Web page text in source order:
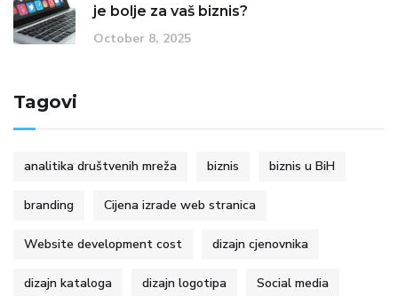
je bolje za vaš biznis?
October 8, 2025
Tagovi
analitika društvenih mreža biznis biznis u BiH
branding Cijena izrade web stranica
Website development cost dizajn cjenovnika
dizajn kataloga dizajn logotipa Social media